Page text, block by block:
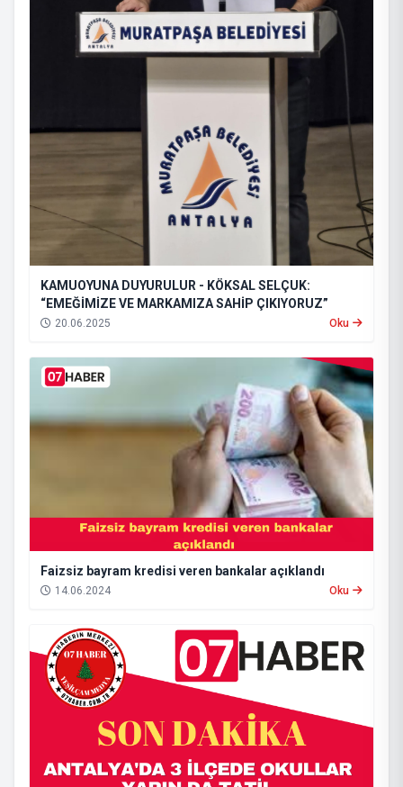
KAMUOYUNA DUYURULUR - KÖKSAL SELÇUK:
“EMEĞİMİZE VE MARKAMIZA SAHİP ÇIKIYORUZ”
20.06.2025 Oku
Faizsiz bayram kredisi veren bankalar açıklandı
14.06.2024 Oku